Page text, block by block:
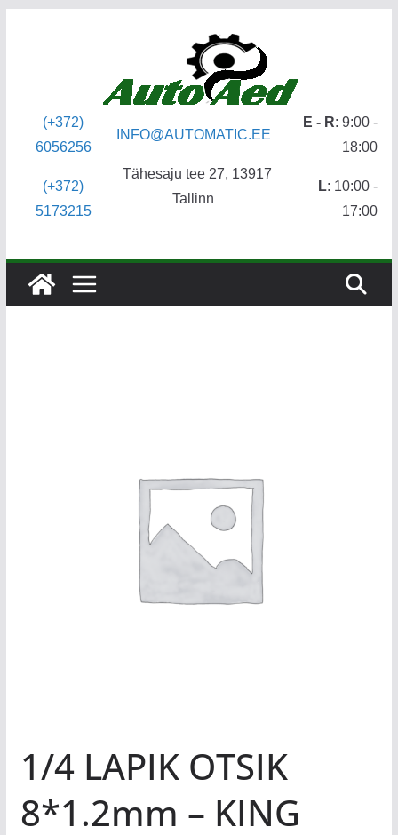
(+372)
6056256
(+372)
5173215
INFO@AUTOMATIC.EE
Tähesaju tee 27, 13917
Tallinn
E - R: 9:00 -
18:00
L: 10:00 -
17:00
1/4 LAPIK OTSIK
8*1.2mm – KING